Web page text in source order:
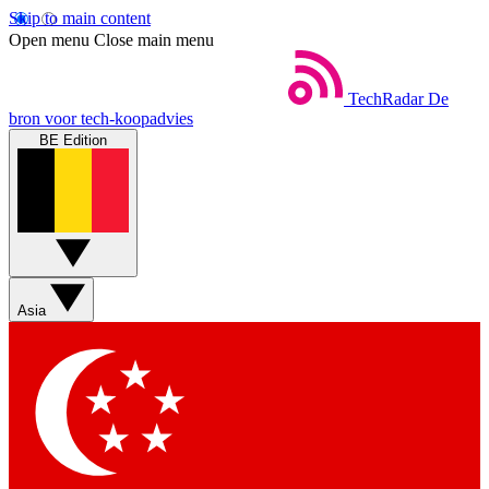
Skip to main content
Open menu Close main menu
TechRadar De
bron voor tech-koopadvies
BE Edition
Asia